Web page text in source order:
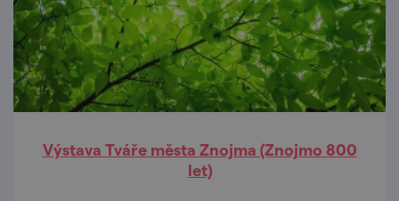
Výstava Tváře města Znojma (Znojmo 800
let)